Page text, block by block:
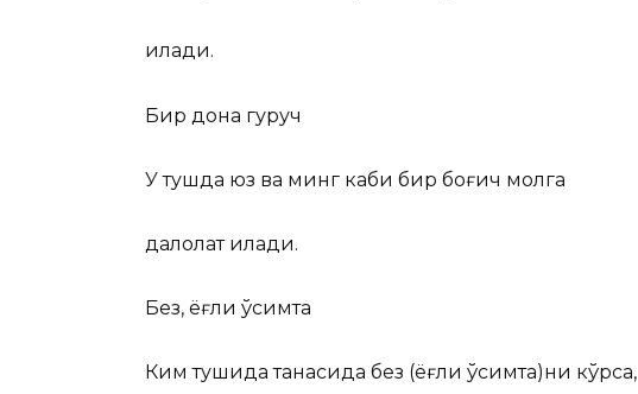
қилади.
Бир дона гуруч
У тушда юз ва минг каби бир боғич молга
далолат қилади.
Без, ёғли ўсимта
Ким тушида танасида без (ёғли ўсимта)ни кўрса,